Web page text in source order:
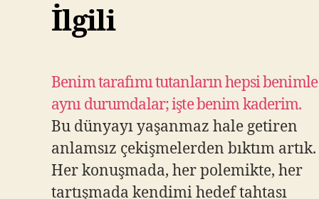
İlgili
Benim tarafımı tutanların hepsi benimle
aynı durumdalar; işte benim kaderim.
Bu dünyayı yaşanmaz hale getiren
anlamsız çekişmelerden bıktım artık.
Her konuşmada, her polemikte, her
tartışmada kendimi hedef tahtası